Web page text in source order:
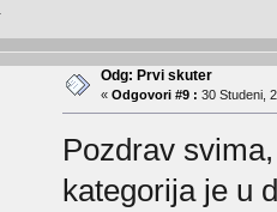
Odg: Prvi skuter
« Odgovori #9 : 30 Studeni,
Pozdrav
kategorija je u